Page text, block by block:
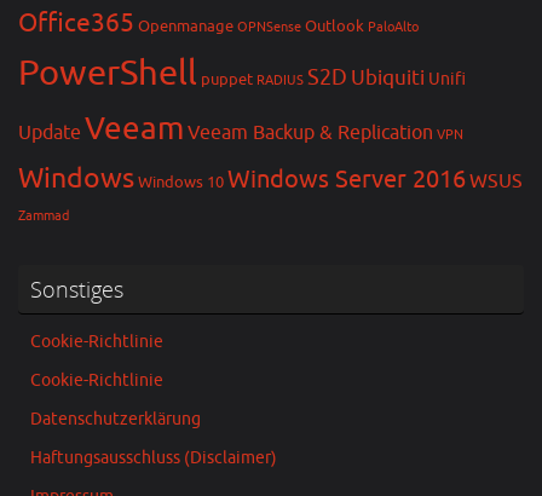
Office365 Openmanage OPNSense Outlook PaloAlto
PowerShell puppet RADIUS S2D Ubiquiti Unifi
Update Veeam Veeam Backup & Replication VPN
WindowsWindows 10Windows Server 2016WSUS
Zammad
Sonstiges
Cookie-Richtlinie
Cookie-Richtlinie
Datenschutzerklärung
Haftungsausschluss (Disclaimer)